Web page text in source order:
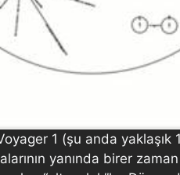
1 (şu anda yaklaşık
yanında birer